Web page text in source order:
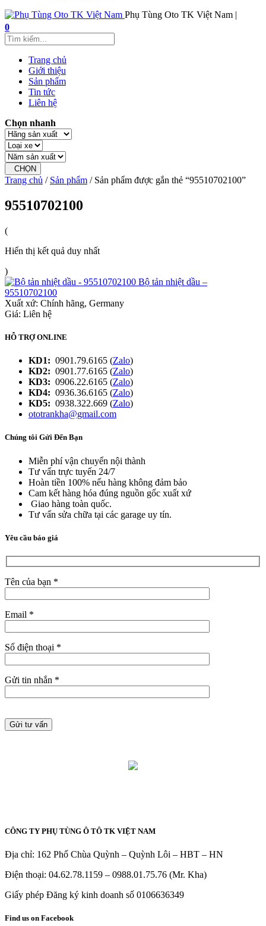
Phụ Tùng Oto TK Việt Nam |
0
Trang chủ
Giới thiệu
Sản phẩm
Tin tức
Liên hệ
Chọn nhanh
CHỌN
Trang chủ / Sản phẩm / Sản phẩm được gắn thẻ “95510702100”
95510702100
(
Hiển thị kết quả duy nhất
)
Bộ tản nhiệt dầu –
95510702100
Xuất xứ: Chính hãng, Germany
Giá: Liên hệ
HỖ TRỢ ONLINE
KD1: 0901.79.6165 (Zalo)
KD2: 0901.77.6165 (Zalo)
KD3: 0906.22.6165 (Zalo)
KD4: 0936.36.6165 (Zalo)
KD5: 0938.322.669 (Zalo)
ototrankha@gmail.com
Chúng tôi Gửi Đến Bạn
Miễn phí vận chuyển nội thành
Tư vấn trực tuyến 24/7
Hoàn tiền 100% nếu hàng không đảm bảo
Cam kết hàng hóa đúng nguồn gốc xuất xứ
Giao hàng toàn quốc.
Tư vấn sửa chữa tại các garage uy tín.
Yêu cầu báo giá
Tên của bạn *
Email *
Số điện thoại *
Gửi tin nhắn *
CÔNG TY PHỤ TÙNG Ô TÔ TK VIỆT NAM
Địa chỉ: 162 Phố Chùa Quỳnh – Quỳnh Lôi – HBT – HN
Điện thoại: 04.62.78.1159 – 0988.01.75.76 (Mr. Kha)
Giấy phép Đăng ký kinh doanh số 0106636349
Find us on Facebook